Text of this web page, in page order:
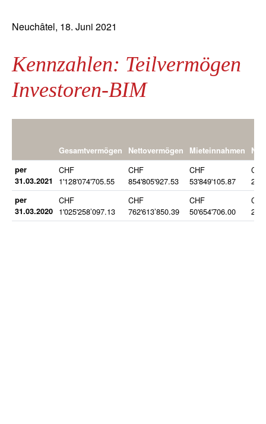
Neuchâtel, 18. Juni 2021
Kennzahlen: Teilvermögen
Investoren-BIM
Gesamtvermögen Nettovermögen Mieteinnahmen
per
31.03.2021
CHF
1'128'074'705.55
CHF
854'805'927.53
CHF
53'849'105.87
CHF
per
31.03.2020
CHF
1'025'258’097.13
CHF
762'613’850.39
CHF
50'654'706.00
CHF